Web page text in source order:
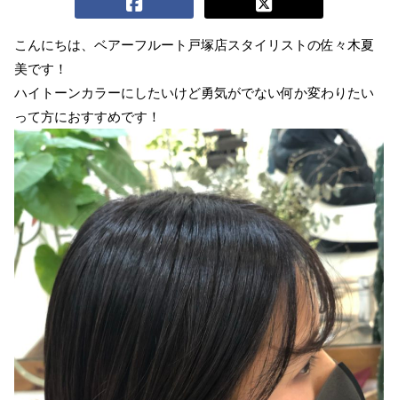
こんにちは、ベアーフルート戸塚店スタイリストの佐々木夏
美です！
ハイトーンカラーにしたいけど勇気がでない何か変わりたい
って方におすすめです！